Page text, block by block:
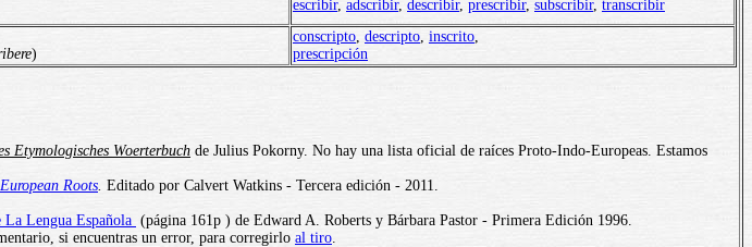
escribir, adscribir, describir, prescribir, subscribir, transcribir
)
conscripto descripto inscrito
prescripción
Etymologisches Woerterbuch de Julius Pokorny. No hay una lista oficial de raíces Proto-Indo-Europeas. Estamos
Roots Editado por Calvert Watkins - Tercera edición - 2011.
Lengua Española (página 161p ) de Edward A. Roberts y Bárbara Pastor - Primera Edición 1996.
si encuentras un error, para corregirlo al tiro